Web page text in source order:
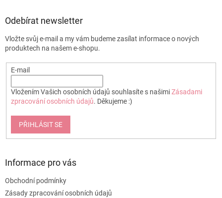
Odebírat newsletter
Vložte svůj e-mail a my vám budeme zasílat informace o nových
produktech na našem e-shopu.
E-mail
Vložením Vašich osobních údajů souhlasíte s našimiZásadami
zpracování osobních údajů. Děkujeme :)
PŘIHLÁSIT SE
Informace pro vás
Obchodní podmínky
Zásady zpracování osobních údajů